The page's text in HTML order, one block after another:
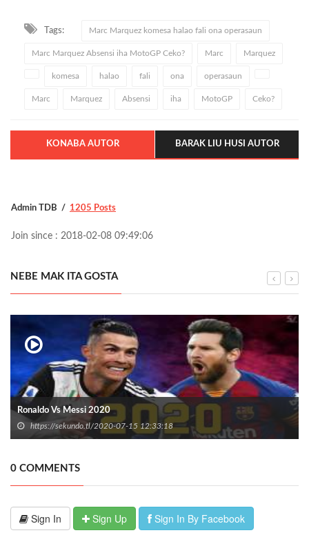
Tags: Marc Marquez komesa halao fali ona operasaun
Marc Marquez Absensi iha MotoGP Ceko? Marc Marquez
komesa halao fali ona operasaun
Marc Marquez Absensi iha MotoGP Ceko?
KONABA AUTOR BARAK LIU HUSI AUTOR
Admin TDB 1205 Posts
Join since : 2018-02-08 09:49:06
NEBE MAK ITA GOSTA
Ronaldo Vs Messi 2020
https://sekundo.tl/2020-07-15 12:33:18
0 COMMENTS
Sign In Sign Up Sign In By Facebook